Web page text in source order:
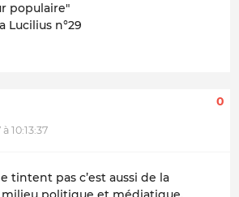
populaire"
Lucilius n°29
10:13:37
0
tintent pas c’est aussi de la